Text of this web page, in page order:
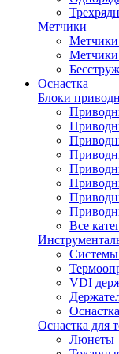
Метчики
Метчики
Оснастка
Блоки
Все
Системы
VDI
Оснастка для
Люнеты